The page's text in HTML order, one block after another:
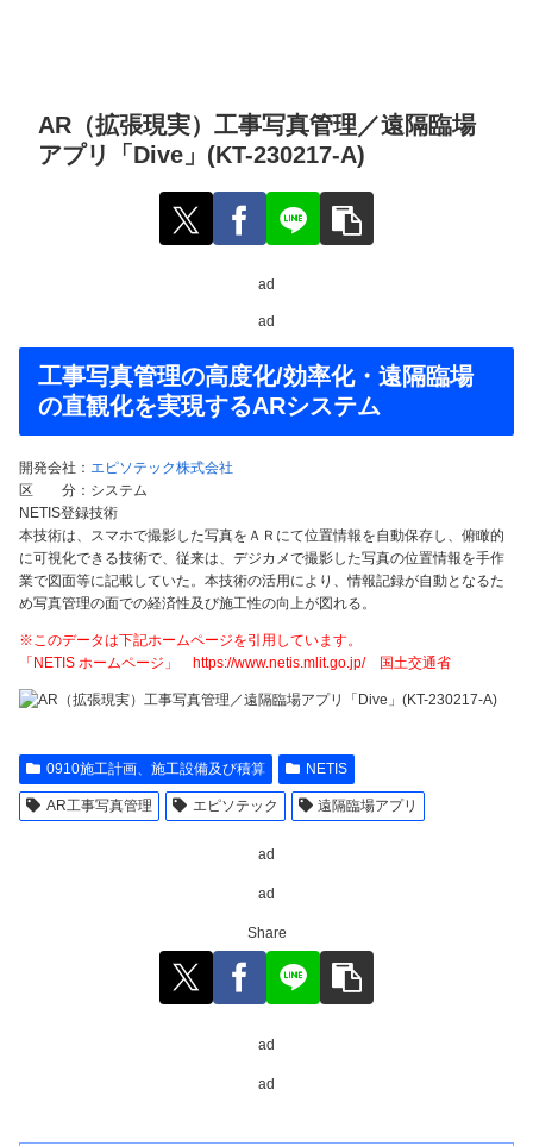
AR（拡張現実）工事写真管理／遠隔臨場
アプリ「Dive」(KT-230217-A)
ad
ad
工事写真管理の高度化/効率化・遠隔臨場
の直観化を実現するARシステム
開発会社： エピソテック株式会社
区 分：システム
NETIS登録技術
本技術は、スマホで撮影した写真をＡＲにて位置情報を自動保存し、俯瞰的
に可視化できる技術で、従来は、デジカメで撮影した写真の位置情報を手作
業で図面等に記載していた。本技術の活用により、情報記録が自動となるた
め写真管理の面での経済性及び施工性の向上が図れる。
※このデータは下記ホームページを引用しています。
「NETIS ホームページ」 https://www.netis.mlit.go.jp/ 国土交通省
0910施工計画、施工設備及び積算 NETIS
AR工事写真管理 エピソテック 遠隔臨場アプリ
ad
ad
Share
ad
ad